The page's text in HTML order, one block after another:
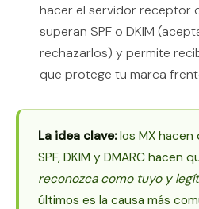
hacer el servidor receptor
superan SPF o DKIM
rechazarlos) y permite
que protege tu marca
La idea clave:los MX hacen
SPF, DKIM y DMARC hacen
reconozca como tuyo y
últimos es la causa más